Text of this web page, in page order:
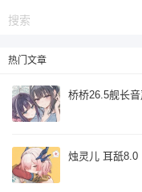
热门文章
桥桥26.5舰长
烛灵儿 耳舐8.0